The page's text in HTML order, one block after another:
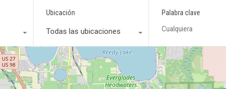
Ubicación
Todas las ubicaciones
Palabra clave